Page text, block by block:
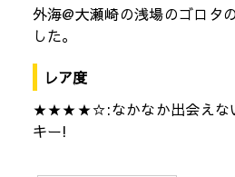
外海@大瀬崎の浅場のゴロタ
した。
レア度
★★★★☆:なかなか出会えな
キー!